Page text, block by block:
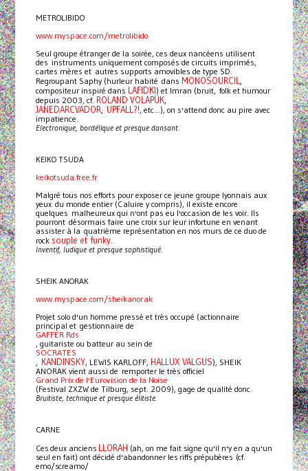
METROLIBIDO
www.myspace.com/metrolibido
Seul groupe étranger de la soirée, ces deux nancéens utilisent
des instruments uniquement composés de circuits imprimés,
cartes mères et autres supports amovibles de type SD.
Regroupant Saphy (hurleur habité dans MONOSOURCIL ,
compositeur inspiré dans LAFIDKI) et Imran (bruit, folk et humour
depuis 2003, cf. ROLAND VOLAPÜK,
JANEDARCVADOR, UPFALL?!, etc...), on s'attend donc au pire avec
impatience.
Electronique, bordélique et presque dansant.
KEIKO TSUDA
keikotsuda.free.fr
Malgré tous nos efforts pour exposer ce jeune groupe lyonnais aux
yeux du monde entier (Caluire y compris), il existe encore
quelques malheureux qui n'ont pas eu l'occasion de les voir. Ils
pourront désormais faire une croix sur leur infortune en venant
assister à la quatrième représentation en nos murs de ce duo de
rock souple et funky.
Inventif, ludique et presque sophistiqué.
SHEIK ANORAK
www.myspace.com/sheikanorak
Projet solo d'un homme pressé et très occupé (actionnaire
principal et gestionnaire de
GAFFER Rds
, guitariste ou batteur au sein de
SOCRATES
, KANDINSKY, LEWIS KARLOFF, HALLUX VALGUS), SHEIK
ANORAK vient aussi de remporter le très officiel
Grand Prix de l'Eurovision de la Noise
(Festival ZXZW de Tilburg, sept. 2009), gage de qualité donc.
Bruitiste, technique et presque élitiste.
CARNE
Ces deux anciens LLORAH (ah, on me fait signe qu'il n'y en a qu'un
seul en fait) ont décidé d'abandonner les riffs prépubères (cf.
emo/screamo/